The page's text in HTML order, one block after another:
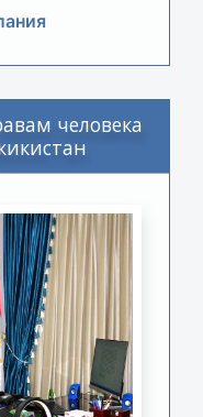
человека